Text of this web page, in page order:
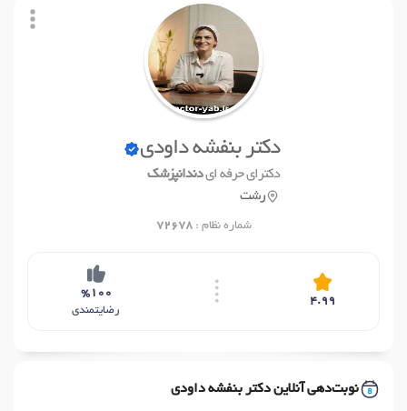
دکتر بنفشه داودی
دکترای حرفه ایدندانپزشک
رشت
شماره نظام :72678
4.99
%100
رضایتمندی
نوبت‌دهی آنلاین دکتر بنفشه داودی